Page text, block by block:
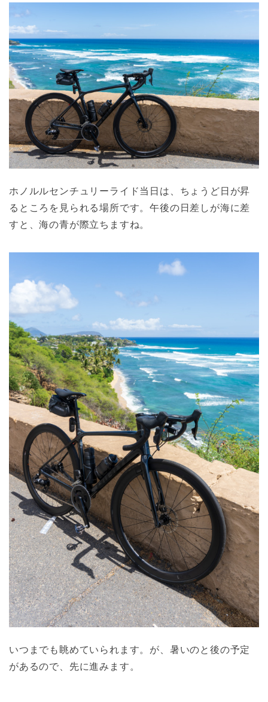
ホノルルセンチュリーライド当日は、ちょうど日が昇
るところを見られる場所です。午後の日差しが海に差
すと、海の青が際立ちますね。
いつまでも眺めていられます。が、暑いのと後の予定
があるので、先に進みます。